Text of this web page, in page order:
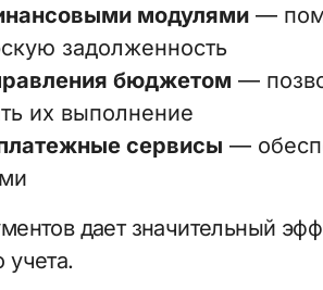
модулями —
задолженность
бюджетом —
их выполнение
сервисы —
дает значительный
учета.